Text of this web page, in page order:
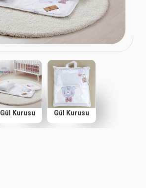
Gül Kurusu Gül Kurusu